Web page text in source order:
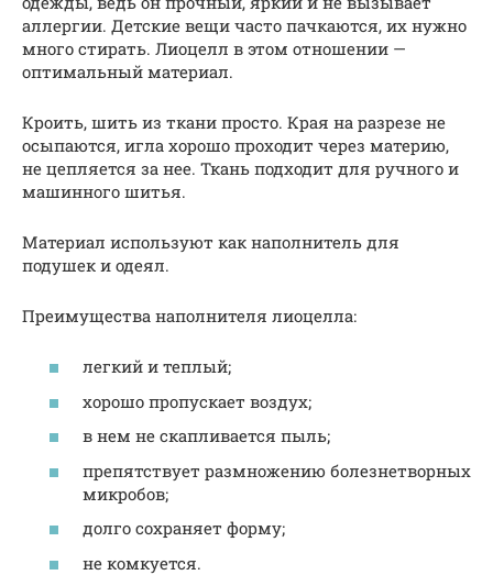
аллергии. Детские вещи часто пачкаются, их нужно
много стирать. Лиоцелл в этом отношении —
оптимальный материал.
Кроить, шить из ткани просто. Края на разрезе не
осыпаются, игла хорошо проходит через материю,
не цепляется за нее. Ткань подходит для ручного и
машинного шитья.
Материал используют как наполнитель для
подушек и одеял.
Преимущества наполнителя лиоцелла:
легкий и теплый;
хорошо пропускает воздух;
в нем не скапливается пыль;
препятствует размножению болезнетворных
микробов;
долго сохраняет форму;
не комкуется.